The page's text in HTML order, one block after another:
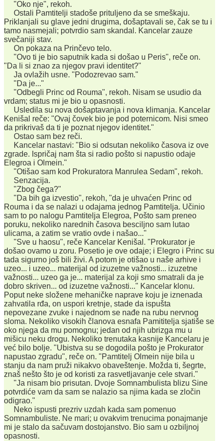
"Oko nje", rekoh.
Ostali Pamtitelji stadoše prituljeno da se smeškaju.
Priklanjali su glave jedni drugima, došaptavali se, čak se tu i
tamo nasmejali; potvrdio sam skandal. Kancelar zauze
svečaniji stav.
On pokaza na Prinčevo telo.
"Ovo ti je bio saputnik kada si došao u Peris", reče on.
"Da li si znao za njegov pravi identitet?"
Ja ovlažih usne. "Podozrevao sam."
"Da je..."
"Odbegli Princ od Rouma", rekoh. Nisam se usudio da
vrdam; status mi je bio u opasnosti.
Usledila su nova došaptavanja i nova klimanja. Kancelar
Kenišal reče: "Ovaj čovek bio je pod poternicom. Nisi smeo
da prikrivaš da ti je poznat njegov identitet."
Ostao sam bez reči.
Kancelar nastavi: "Bio si odsutan nekoliko časova iz ove
zgrade. Ispričaj nam šta si radio pošto si napustio odaje
Elegroa i Olmein."
"Otišao sam kod Prokuratora Manrulea Sedam", rekoh.
Senzacija.
"Zbog čega?"
"Da bih ga izvestio", rekoh, "da je uhvaćen Princ od
Rouma i da se nalazi u odajama jednog Pamtitelja. Učinio
sam to po nalogu Pamtitelja Elegroa, Pošto sam preneo
poruku, nekoliko narednih časova besciljno sam lutao
ulicama, a zatim se vratio ovde i našao..."
"Sve u haosu", reče Kancelar Kenišal. "Prokurator je
došao ovamo u zoru. Posetio je ove odaje; i Elegro i Princ su
tada sigurno još bili živi. A potom je otišao u naše arhive i
uzeo... i uzeo... materijal od izuzetne važnosti... izuzetne
važnosti... uzeo ga je... materijal za koji smo smatrali da je
dobro skriven... od izuzetne važnosti..." Kancelar klonu.
Poput neke složene mehaničke naprave koju je iznenada
zahvatila rđa, on uspori kretnje, stade da ispušta
nepovezane zvuke i najednom se nađe na rubu nervnog
sloma. Nekoliko visokih članova esnafa Pamititelja sjatiše se
oko njega da mu pomognu; jedan od njih ubrizga mu u
mišicu neku drogu. Nekoliko trenutaka kasnije Kancelaru je
već bilo bolje. "Ubistva su se dogodila pošto je Prokurator
napustao zgradu", reče on. "Pamtitelj Olmein nije bila u
stanju da nam pruži nikakvo obaveštenje. Možda ti, šegrte,
znaš nešto što je od koristi za rasvetljavanje cele stvari."
"Ja nisam bio prisutan. Dvoje Somnambulista blizu Sine
potvrdiće vam da sam se nalazio sa njima kada se zločin
odigrao."
Neko ispusti prezriv uzdah kada sam pomenuo
Somnambuliste. Ne mari; u ovakvim trenucima ponajmanje
mi je stalo da sačuvam dostojanstvo. Bio sam u ozbiljnoj
opasnosti.